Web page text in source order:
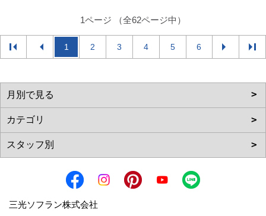
1ページ （全62ページ中）
1 2 3 4 5 6
三光ソフラン株式会社